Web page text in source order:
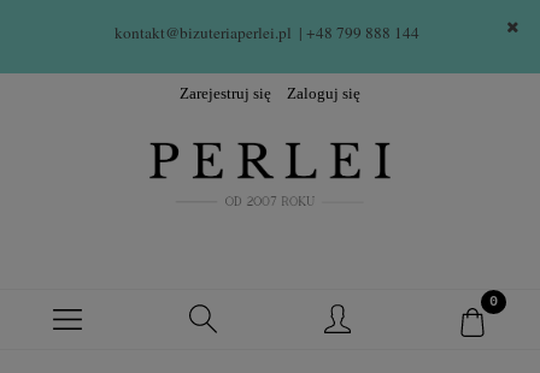
kontakt@bizuteriaperlei.pl | +48 799 888 144
Zarejestruj się Zaloguj się